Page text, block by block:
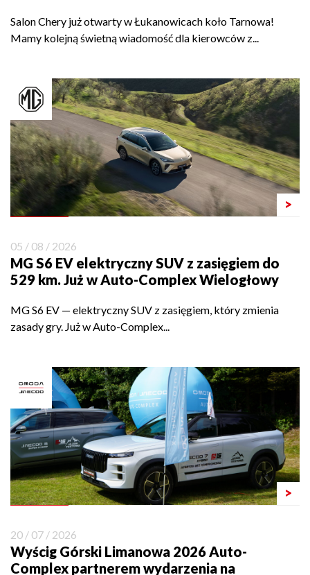
Salon Chery już otwarty w Łukanowicach koło Tarnowa!
Mamy kolejną świetną wiadomość dla kierowców z...
>
05 / 08 / 2026
MG S6 EV elektryczny SUV z zasięgiem do
529 km. Już w Auto-Complex Wielogłowy
MG S6 EV — elektryczny SUV z zasięgiem, który zmienia
zasady gry. Już w Auto-Complex...
>
20 / 07 / 2026
Wyścig Górski Limanowa 2026 Auto-
Complex partnerem wydarzenia na